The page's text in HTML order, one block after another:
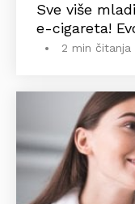
Sve više
e-cigareta!
2 min čitanja